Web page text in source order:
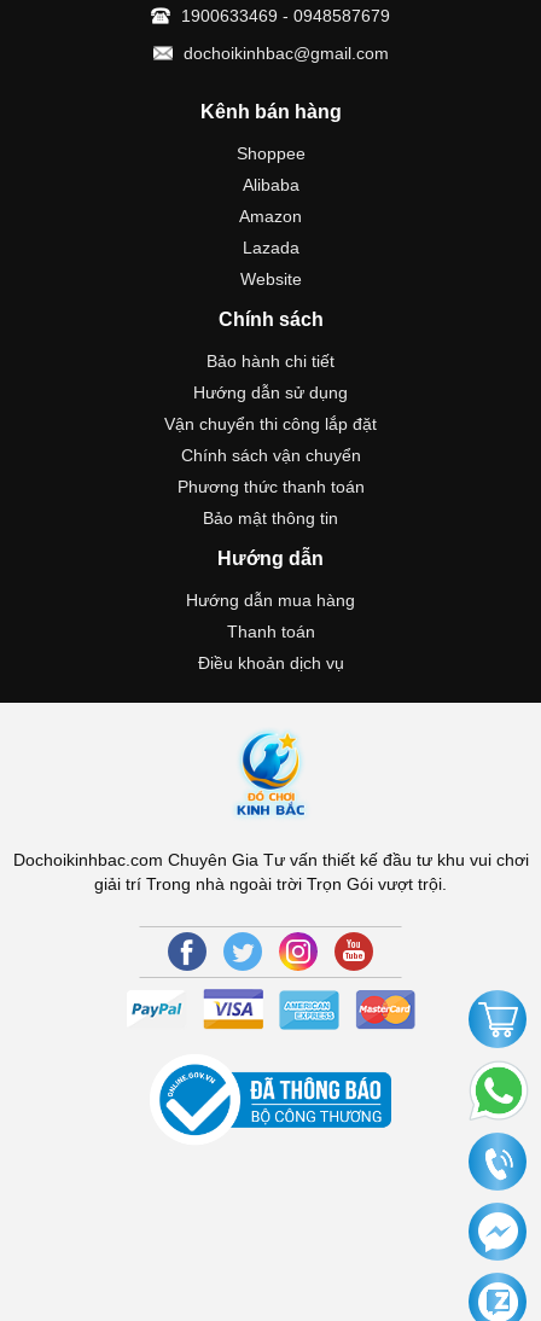
1900633469 - 0948587679
dochoikinhbac@gmail.com
Kênh bán hàng
Shoppee
Alibaba
Amazon
Lazada
Website
Chính sách
Bảo hành chi tiết
Hướng dẫn sử dụng
Vận chuyển thi công lắp đặt
Chính sách vận chuyển
Phương thức thanh toán
Bảo mật thông tin
Hướng dẫn
Hướng dẫn mua hàng
Thanh toán
Điều khoản dịch vụ
Dochoikinhbac.com Chuyên Gia Tư vấn thiết kế đầu tư khu vui chơi
giải trí Trong nhà ngoài trời Trọn Gói vượt trội.